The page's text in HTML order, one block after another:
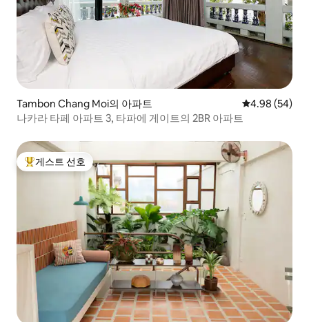
Tambon Chang Moi의 아파트 평점 4.98점(5
4.98 (54)
나카라 타페 아파트 3, 타파에 게이트의 2BR 아파트
상위 게스트 선호
게스트 선호